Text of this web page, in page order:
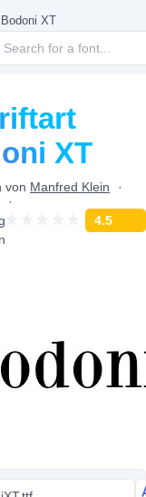
Bodoni XT
XT
von Manfred Klein
4.5